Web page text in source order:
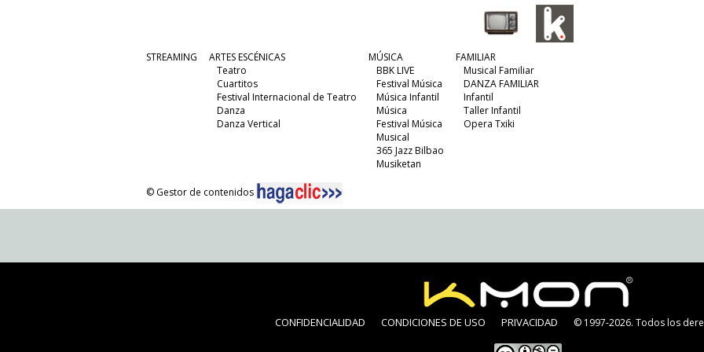
STREAMING
ARTES ESCÉNICAS
Teatro
Cuartitos
Festival Internacional de Teatro
Danza
Danza Vertical
MÚSICA
BBK LIVE
Festival Música
Música Infantil
Música
Festival Música
Musical
365 Jazz Bilbao
Musiketan
FAMILIAR
Musical Familiar
DANZA FAMILIAR
Infantil
Taller Infantil
Opera Txiki
© Gestor de contenidos
CONFIDENCIALIDAD CONDICIONES DE USO PRIVACIDAD © 1997-2026. Todos los